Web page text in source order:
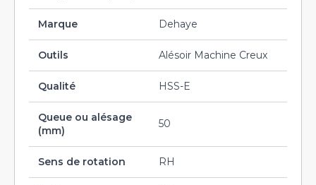
Marque Dehaye
Outils Alésoir Machine Creux
Qualité HSS-E
Queue ou alésage
(mm)
50
Sens de rotation RH